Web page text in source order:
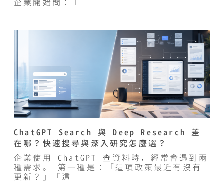
企業開始問：工
ChatGPT Search 與 Deep Research 差
在哪？快速搜尋與深入研究怎麼選？
企業使用 ChatGPT 查資料時，經常會遇到兩
種需求。 第一種是：「這項政策最近有沒有
更新？」「這